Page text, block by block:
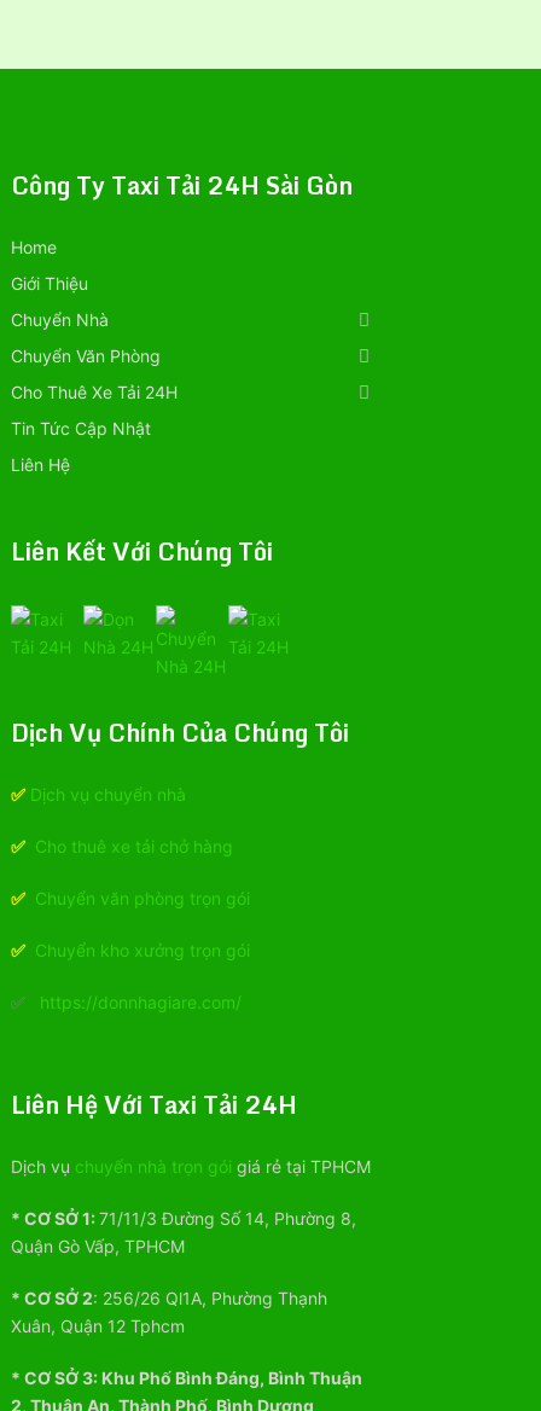
Công Ty Taxi Tải 24H Sài Gòn
Home
Giới Thiệu
Chuyển Nhà
Chuyển Văn Phòng
Cho Thuê Xe Tải 24H
Tin Tức Cập Nhật
Liên Hệ
Liên Kết Với Chúng Tôi
Dịch Vụ Chính Của Chúng Tôi
✅ Dịch vụ chuyển nhà
✅ Cho thuê xe tải chở hàng
✅ Chuyển văn phòng trọn gói
✅ Chuyển kho xưởng trọn gói
✅ https://donnhagiare.com/
Liên Hệ Với Taxi Tải 24H
Dịch vụ chuyển nhà trọn gói giá rẻ tại TPHCM
* CƠ SỞ 1:71/11/3 Đường Số 14, Phường 8,
Quận Gò Vấp, TPHCM
* CƠ SỞ 2: 256/26 Ql1A, Phường Thạnh
Xuân, Quận 12 Tphcm
* CƠ SỞ 3:Khu PhốBình Đáng, Bình Thuận
2, Thuận An, Thành Phố, Bình Dương